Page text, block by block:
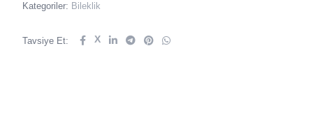
Kategoriler: Bileklik
Tavsiye Et: X